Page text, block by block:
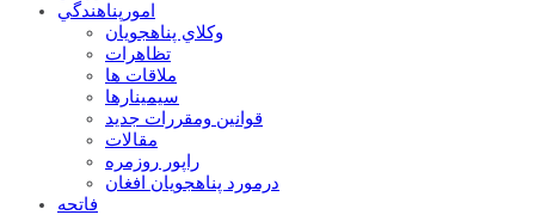
امورپناهندگي
وکلاي پناهجويان
تظاهرات
ملاقات ها
سيمينارها
قوانين ومقررات جديد
مقالات
راپور روزمره
درمورد پناهجويان افغان
فاتحه